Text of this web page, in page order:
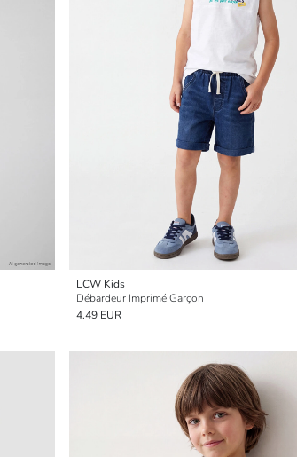
LCW Kids
Débardeur Imprimé Garçon
4.49 EUR